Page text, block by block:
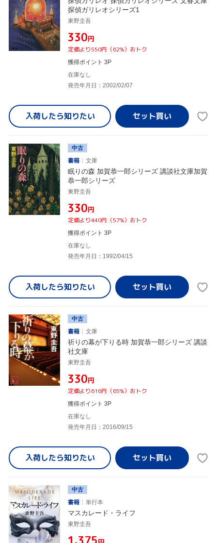
探偵ガリレオシリーズ1
東野圭吾
¥330円
定価より550円（62%）おトク
獲得ポイント 3P
在庫なし
発売年月日：2002/02/07
入荷したら知りたい
中古
書籍
文庫
眠りの森 加賀恭一郎シリーズ 講談社文庫加賀
恭一郎シリーズ
東野圭吾
¥330円
定価より440円（57%）おトク
獲得ポイント 3P
在庫なし
発売年月日：1992/04/15
入荷したら知りたい
中古
書籍
文庫
祈りの幕が下りる時 加賀恭一郎シリーズ 講談
社文庫
東野圭吾
¥330円
定価より616円（65%）おトク
獲得ポイント 3P
在庫なし
発売年月日：2016/09/15
入荷したら知りたい
中古
書籍
単行本
マスカレード・ライフ
東野圭吾